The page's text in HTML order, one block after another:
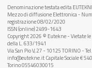
Denominazione testata edita
Mezzo di diffusione Elettronica -
registrazione 08/02/2020
ISSN (online) 2499-1643
Copyright 2026 © Eutekne - Vietate
della L. 633/1941
Via San Pio V, 27 - 10125 TORINO -
info@eutekne.it Capitale Sociale €
Torino 05546030015